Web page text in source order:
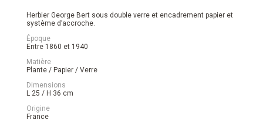
Herbier George Bert sous double verre et encadrement papier et
système d’accroche.
Époque
Entre 1860 et 1940
Matière
Plante / Papier / Verre
Dimensions
L 25 / H 36 cm
Origine
France